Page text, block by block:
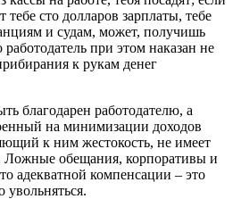
тебе сто долларов зарплаты, тебе
и судам, может, получишь
при этом наказан не
к рукам денег
благодарен работодателю, а
на минимизации доходов
к ним жестокость, не имеет
Ложные обещания, корпоративы и
адекватной компенсации – это
увольняться.